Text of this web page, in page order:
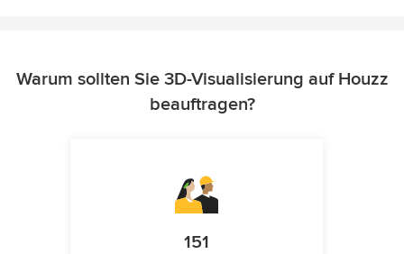
Warum sollten Sie 3D-Visualisierung auf Houzz
beauftragen?
151